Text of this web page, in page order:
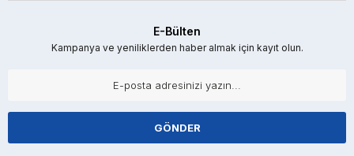
E-Bülten
Kampanya ve yeniliklerden haber almak için kayıt olun.
GÖNDER